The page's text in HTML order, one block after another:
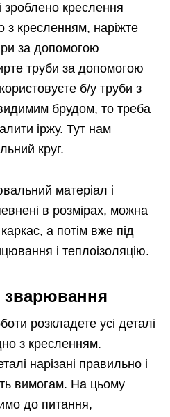
зроблено креслення
з кресленням, наріжте
за допомогою
труби за допомогою
б/у труби з
брудом, то треба
іржу. Тут нам
круг.
матеріал і
в розмірах, можна
а потім вже під
і теплоізоляцію.
зварювання
розкладете усі деталі
з кресленням.
нарізані правильно і
вимогам. На цьому
до питання,